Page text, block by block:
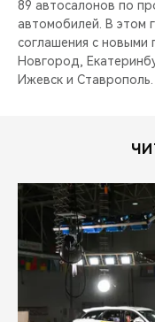
89 автосалонов по
автомобилей. В этом
соглашения с новыми
Новгород,
Ижевск и Ставрополь.